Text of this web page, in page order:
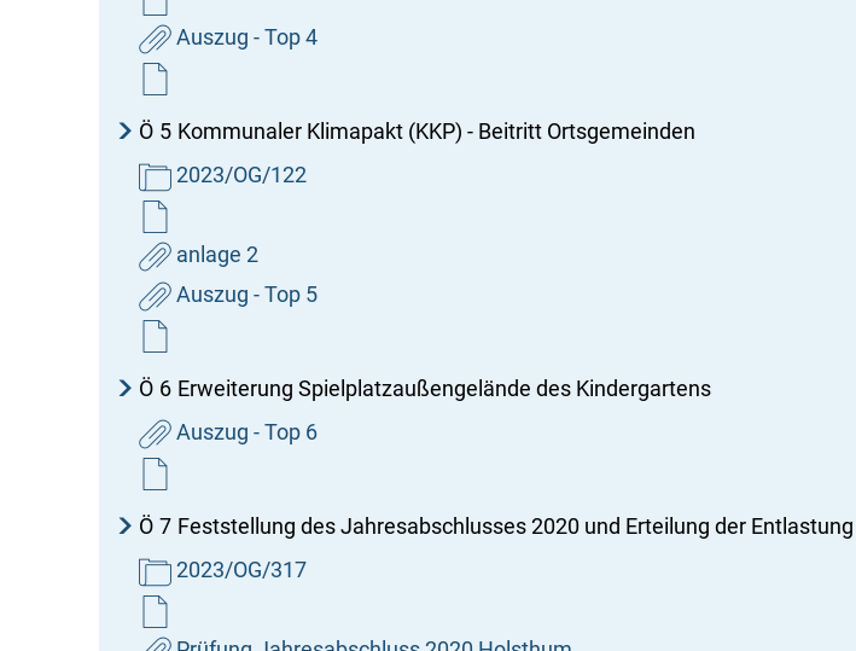
Auszug - Top 4
Ö 5 Kommunaler Klimapakt (KKP) - Beitritt Ortsgemeinden
2023/OG/122
anlage 2
Auszug - Top 5
Ö 6 Erweiterung Spielplatzaußengelände des Kindergartens
Auszug - Top 6
Ö 7 Feststellung des Jahresabschlusses 2020 und Erteilung der Entlastung
2023/OG/317